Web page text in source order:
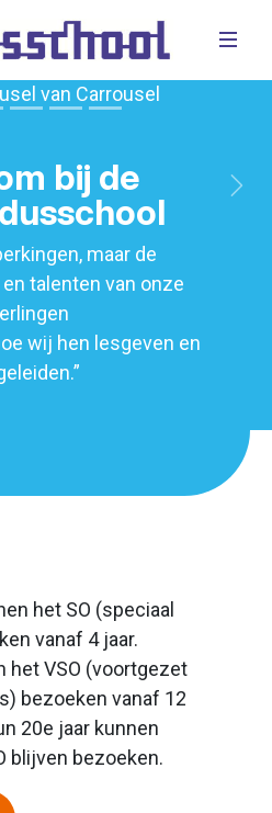
bij de
maar de
talenten van onze
wij hen lesgeven en
het SO (speciaal
vanaf 4 jaar.
het VSO (voortgezet
bezoeken vanaf 12
20e jaar kunnen
blijven bezoeken.